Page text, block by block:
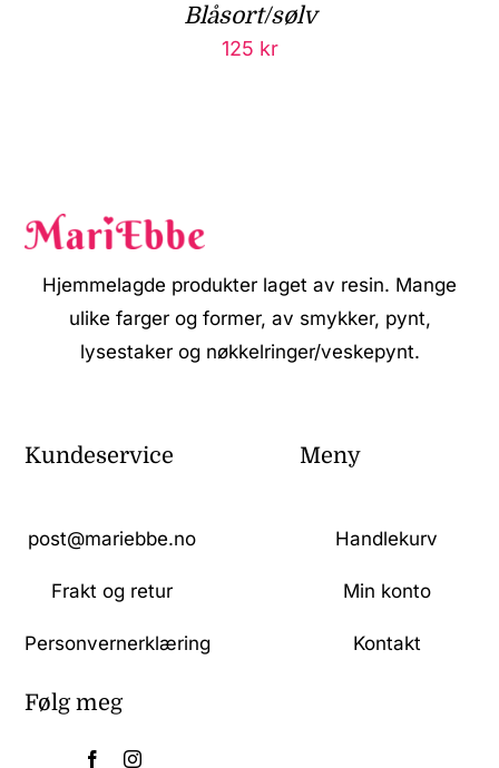
Blåsort/sølv
125 kr
Hjemmelagde produkter laget av resin. Mange
ulike farger og former, av smykker, pynt,
lysestaker og nøkkelringer/veskepynt.
Kundeservice
post@mariebbe.no
Frakt og retur
Personvernerklæring
Meny
Handlekurv
Min konto
Kontakt
Følg meg